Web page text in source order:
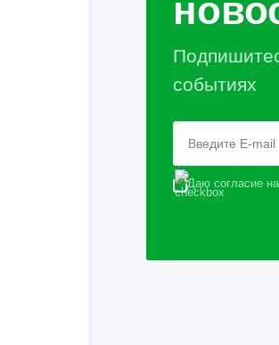
событиях
Даю согласие